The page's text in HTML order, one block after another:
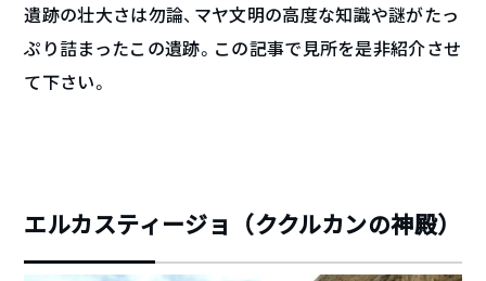
遺跡の壮大さは勿論、マヤ文明の高度な知識や謎がたっ
ぷり詰まったこの遺跡。この記事で見所を是非紹介させ
て下さい。
エルカスティージョ（ククルカンの神殿）